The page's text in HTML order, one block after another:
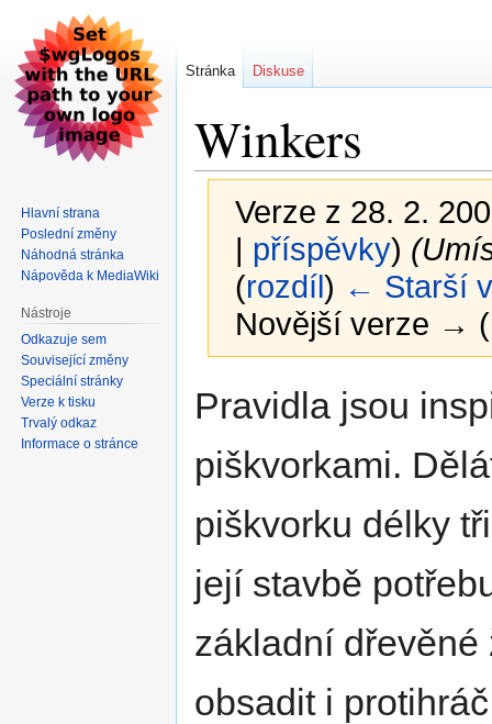
Winkers
Verze z 28. 2.
| příspěvky)
(rozdíl) ← Starší
Novější verze →
na
na
Pravidla jsou
piškvorkami.
piškvorku délky
její stavbě
základní dřevěné
obsadit i
Stránka Diskuse
Hlavní strana
Poslední změny
Náhodná stránka
Nápověda k MediaWiki
Nástroje
Odkazuje sem
Související změny
Speciální stránky
Verze k tisku
Trvalý odkaz
Informace o stránce